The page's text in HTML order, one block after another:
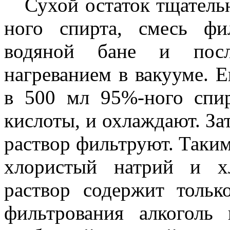
Сухой остаток
ного спирта, смесь
водяной бане и
нагреванием в вакууме.
в 500 мл 95%-ного
кислоты, и охлаждают.
раствор фильтруют.
хлористый натрий и
раствор содержит
фильтрования